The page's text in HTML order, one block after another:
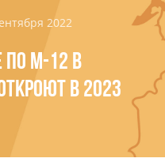
2022
М-12 В
В 2023